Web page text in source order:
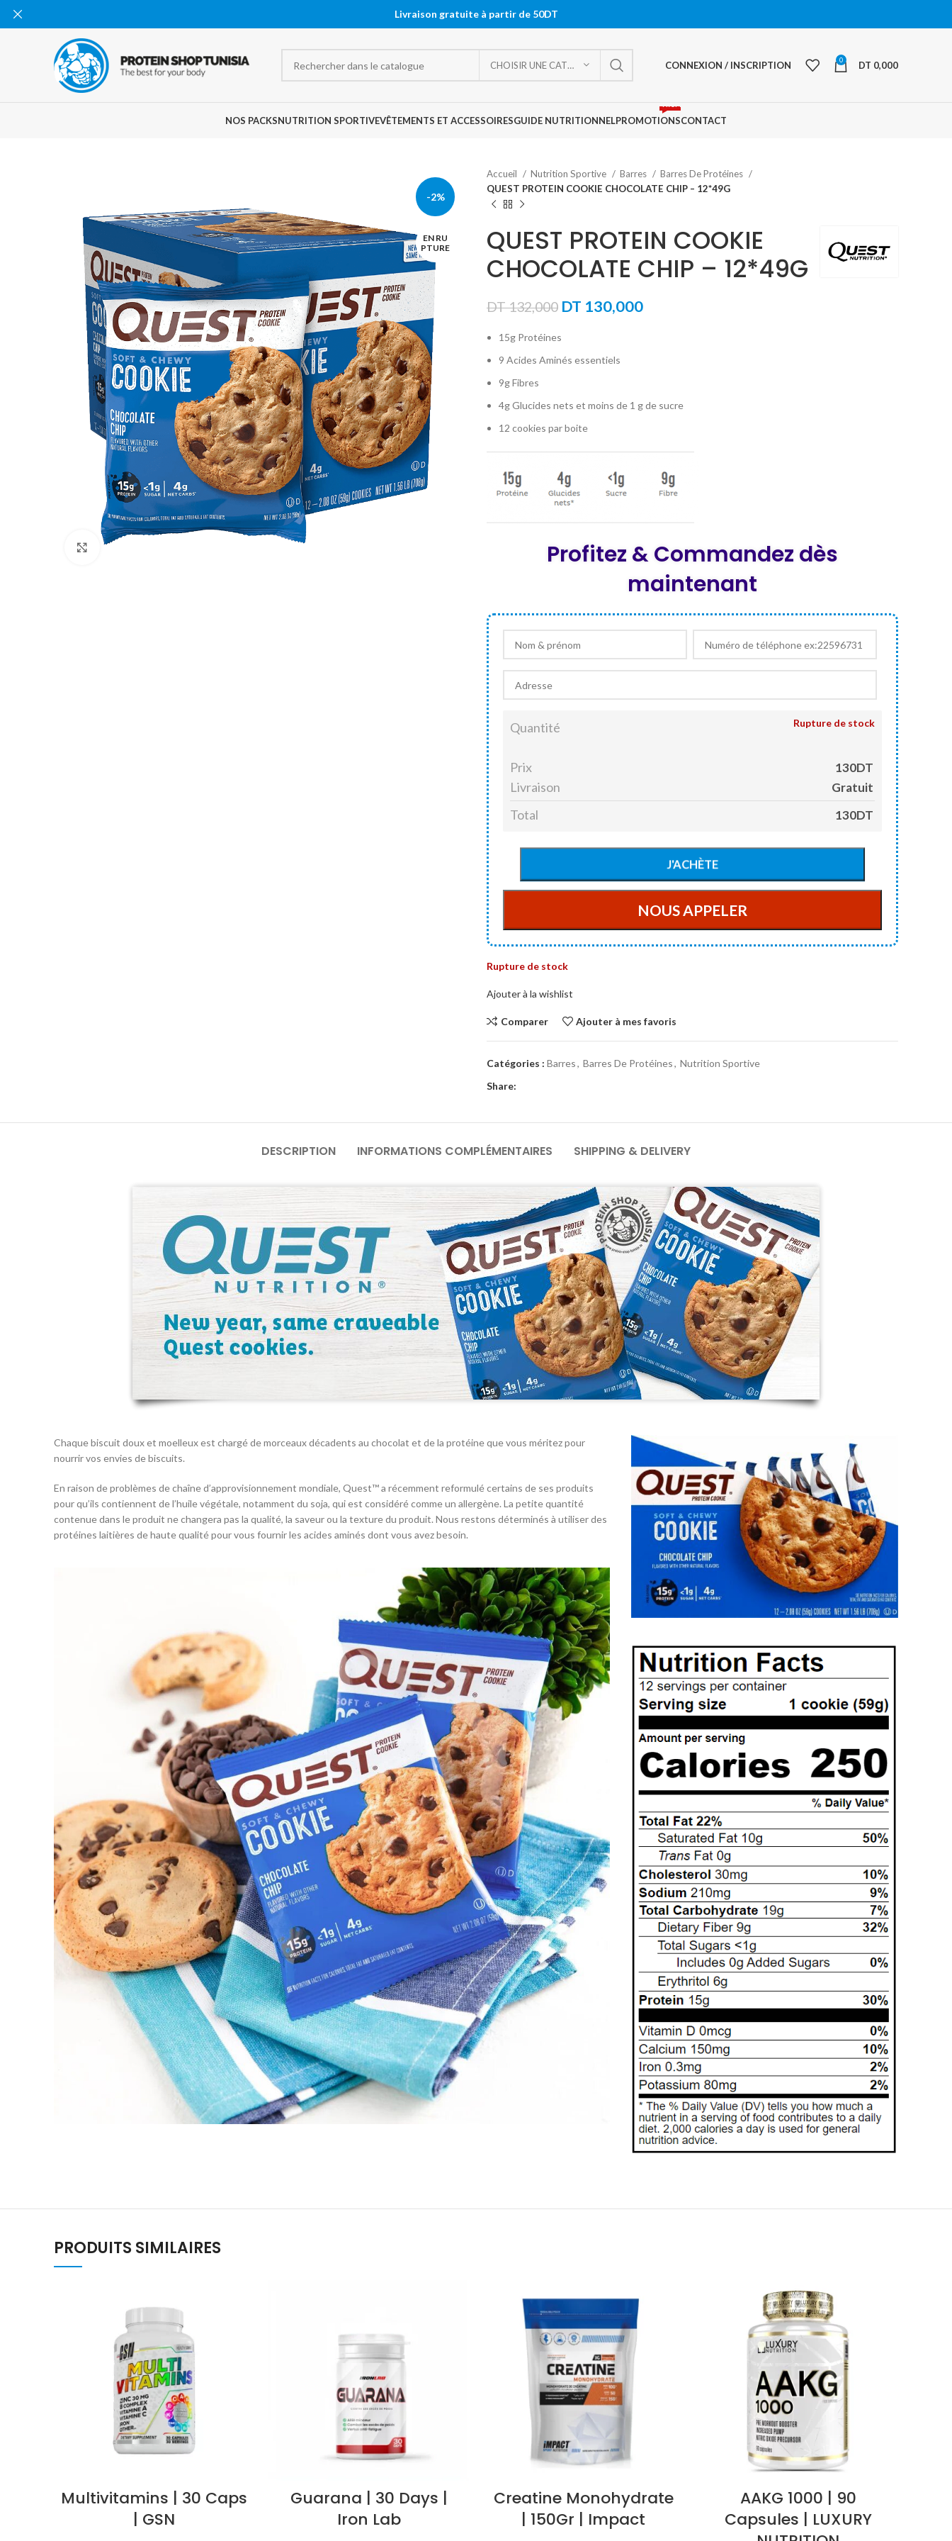
CHOISIR UNE CATÉGORIE CONNEXION / INSCRIPTION 0 DT 0,000
NOS PACKSNUTRITION SPORTIVEVÊTEMENTS ET ACCESSOIRESGUIDE NUTRITIONNELPROMOTIONSCONTACT
-2%
EN RU
PTURE
Agrandir
Accueil Nutrition Sportive Barres
Barres De Protéines
QUEST PROTEIN COOKIE CHOCOLATE CHIP – 12*49G
QUEST PROTEIN COOKIE
CHOCOLATE CHIP – 12*49G
DT132,000 Le
initial
était :
DT 130,000Le
15g Protéines
9 Acides Aminés essentiels
9g Fibres
4g Glucides nets et moins de 1 g de sucre
12 cookies par boite
Profitez & Commandez dès
maintenant
Quantité Rupture de stock
Prix 130DT
Livraison Gratuit
Total 130DT
Rupture de stock
Ajouter à la wishlist
Comparer Ajouter à mes favoris
Catégories : Barres, Barres De Protéines, Nutrition Sportive
Share:
DESCRIPTION INFORMATIONS COMPLÉMENTAIRES SHIPPING & DELIVERY
Chaque biscuit doux et moelleux est chargé de morceaux décadents au chocolat et de la protéine que vous méritez pour
nourrir vos envies de biscuits.
En raison de problèmes de chaîne d’approvisionnement mondiale, Quest™ a récemment reformulé certains de ses produits
pour qu’ils contiennent de l’huile végétale, notamment du soja, qui est considéré comme un allergène. La petite quantité
contenue dans le produit ne changera pas la qualité, la saveur ou la texture du produit. Nous restons déterminés à utiliser des
protéines laitières de haute qualité pour vous fournir les acides aminés dont vous avez besoin.
PRODUITS SIMILAIRES
Multivitamins | 30 Caps
| GSN
Guarana | 30 Days |
Iron Lab
Creatine Monohydrate
| 150Gr | Impact
AAKG 1000 | 90
Capsules | LUXURY
Livraison gratuite à partir de 50DT